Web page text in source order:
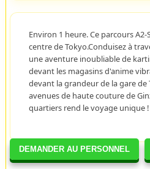
DEMANDER AU PERSONNEL
Environ 1 heure. Ce parcours
centre de Tokyo.Conduisez à
une aventure inoubliable de
devant les magasins d'anime
devant la grandeur de la gare de
avenues de haute couture de
quartiers rend le voyage unique !